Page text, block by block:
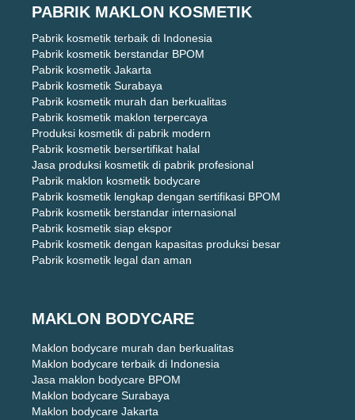
PABRIK MAKLON KOSMETIK
Pabrik kosmetik terbaik di Indonesia
Pabrik kosmetik berstandar BPOM
Pabrik kosmetik Jakarta
Pabrik kosmetik Surabaya
Pabrik kosmetik murah dan berkualitas
Pabrik kosmetik maklon terpercaya
Produksi kosmetik di pabrik modern
Pabrik kosmetik bersertifikat halal
Jasa produksi kosmetik di pabrik profesional
Pabrik maklon kosmetik bodycare
Pabrik kosmetik lengkap dengan sertifikasi BPOM
Pabrik kosmetik berstandar internasional
Pabrik kosmetik siap ekspor
Pabrik kosmetik dengan kapasitas produksi besar
Pabrik kosmetik legal dan aman
MAKLON BODYCARE
Maklon bodycare murah dan berkualitas
Maklon bodycare terbaik di Indonesia
Jasa maklon bodycare BPOM
Maklon bodycare Surabaya
Maklon bodycare Jakarta